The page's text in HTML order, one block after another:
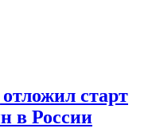
старт
в России